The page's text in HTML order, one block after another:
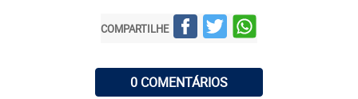
COMPARTILHE
0 COMENTÁRIOS